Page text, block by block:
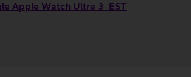
Apple Watch Ultra 3_EST